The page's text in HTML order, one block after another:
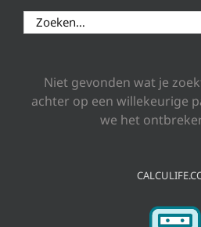
Zoeken
naar:
Niet gevonden wat je
achter op een willekeurige
we het